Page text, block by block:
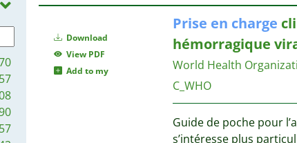
1
57
Download
View PDF
Add to my
Prise en charge
hémorragique
World Health
C_WHO
Guide de poche pour
s’intéresse plus